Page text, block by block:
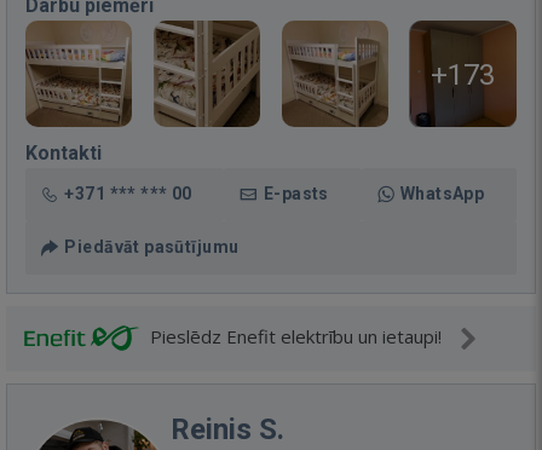
Darbu piemēri
+173
Kontakti
+371 *** *** 00 E-pasts WhatsApp
Piedāvāt pasūtījumu
Pieslēdz Enefit elektrību un ietaupi!
Reinis S.